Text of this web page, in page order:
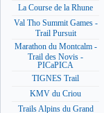
La Course de la Rhune
Val Tho Summit Games -
Trail Pursuit
Marathon du Montcalm -
Trail des Novis -
PICaPICA
TIGNES Trail
KMV du Criou
Trails Alpins du Grand